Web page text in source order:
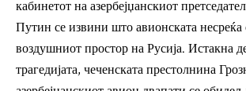
кабинетот на азербејџанскиот
Путин се извини што авионската несреќа
воздушниот простор на Русија. Истакна
трагедијата, чеченската престолнина